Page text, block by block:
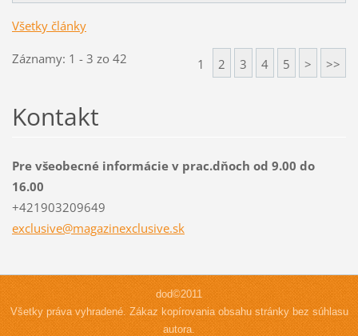
Všetky články
Záznamy: 1 - 3 zo 42 1 2 3 4 5 > >>
Kontakt
Pre všeobecné informácie v prac.dňoch od 9.00 do
16.00
+421903209649
exclusive@magazinexclusive.sk
dod©2011
Všetky práva vyhradené. Zákaz kopírovania obsahu stránky bez súhlasu
autora.